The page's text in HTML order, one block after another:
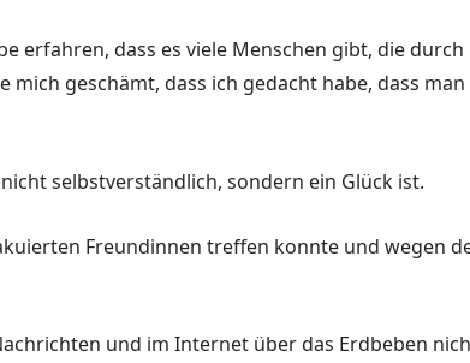
erfahren, dass es viele Menschen gibt, die
geschämt, dass ich gedacht habe, dass
selbstverständlich, sondern ein Glück ist.
Freundinnen treffen konnte und wegen
und im Internet über das Erdbeben